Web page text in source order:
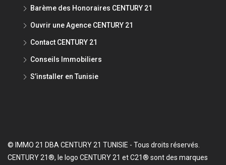
Barème des Honoraires CENTURY 21
Ouvrir une Agence CENTURY 21
Contact CENTURY 21
Conseils Immobiliers
S’installer en Tunisie
© IMMO 21 DBA CENTURY 21 TUNISIE - Tous droits réservés.
CENTURY 21®, le logo CENTURY 21 et C21® sont des marques